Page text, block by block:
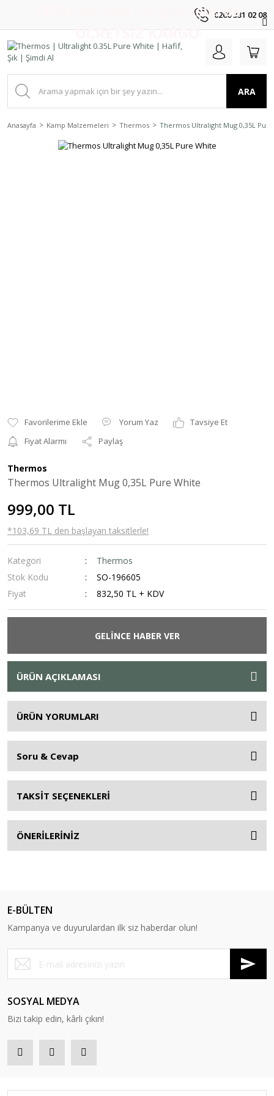
0266 331 02 08
ARA
Anasayfa Kamp Malzemeleri Thermos Thermos Ultralight Mug 0,35L
Yorum Yaz
Tavsiye Et
Fiyat Alarmı
Paylaş
Thermos
Thermos Ultralight Mug 0,35L Pure White
999,00 TL
*103,69 TL den başlayan taksitlerle!
Kategori
Thermos
Stok Kodu
SO-196605
Fiyat
832,50 TL + KDV
GELİNCE HABER VER
ÜRÜN AÇIKLAMASI
ÜRÜN YORUMLARI
Soru & Cevap
TAKSİT SEÇENEKLERİ
ÖNERİLERİNİZ
E-BÜLTEN
Kampanya ve duyurulardan ilk siz haberdar olun!
SOSYAL MEDYA
Bizi takip edin, kârlı çıkın!
1500₺ ve üzeri alışverişlerde
ÜCRETSİZ KARGO